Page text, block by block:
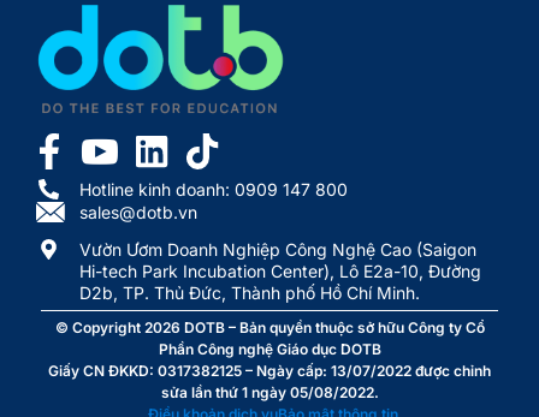
Hotline kinh doanh: 0909 147 800
sales@dotb.vn
Vườn Ươm Doanh Nghiệp Công Nghệ Cao (Saigon
Hi-tech Park Incubation Center), Lô E2a-10, Đường
D2b, TP. Thủ Đức, Thành phố Hồ Chí Minh.
© Copyright 2026 DOTB– Bản quyền thuộc sở hữu Công ty Cổ
Phần Công nghệ Giáo dục DOTB
Giấy CN ĐKKD: 0317382125 – Ngày cấp: 13/07/2022 được chỉnh
sửa lần thứ 1 ngày 05/08/2022.